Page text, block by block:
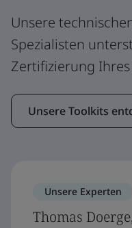
Unsere
Spezialisten
Zertifizierung Ihres
Unsere Toolkits
Unsere Experten
Thomas